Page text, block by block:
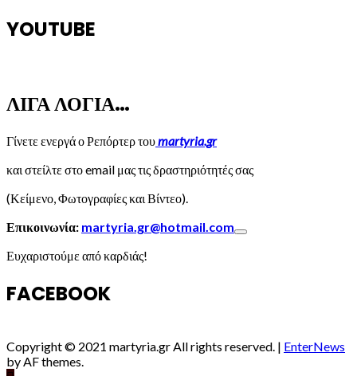
YOUTUBE
ΛΙΓΑ ΛΟΓΙΑ…
Γίνετε ενεργά ο Ρεπόρτερ τουmartyria.gr
και στείλτε στο email μας τις δραστηριότητές σας
(Κείμενο, Φωτογραφίες και Βίντεο).
Επικοινωνία: martyria.gr@hotmail.com
Ευχαριστούμε από καρδιάς!
FACEBOOK
Copyright © 2021 martyria.gr All rights reserved. | EnterNews
by AF themes.